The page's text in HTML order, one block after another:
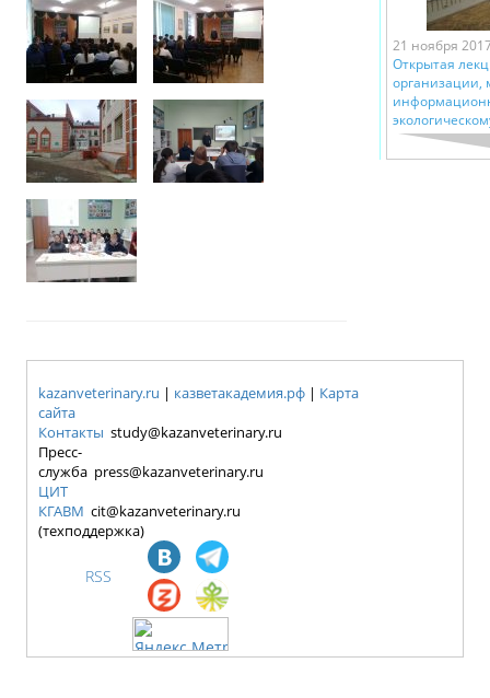
21 ноября
Открытая
организации,
kazanveterinary.ru | казветакадемия.рф | Карта
сайта
Контакты study@kazanveterinary.ru
Пресс-
служба press@kazanveterinary.ru
ЦИТ
КГАВМ cit@kazanveterinary.ru
(техподдержка)
RSS